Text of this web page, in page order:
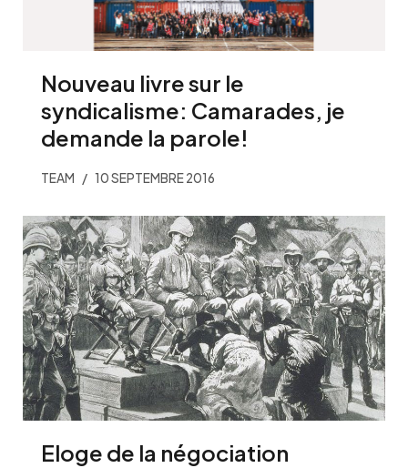
Nouveau livre sur le
syndicalisme: Camarades, je
demande la parole!
TEAM 10 SEPTEMBRE 2016
Eloge de la négociation